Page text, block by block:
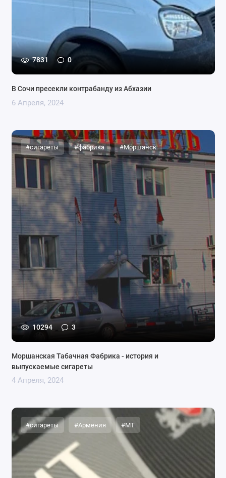
7831 0
В Сочи пресекли контрабанду из Абхазии
6 Апреля, 2024
#сигареты #фабрика #Моршанск
10294 3
Моршанская Табачная Фабрика - история и
выпускаемые сигареты
4 Апреля, 2024
#сигареты #Армения #MT